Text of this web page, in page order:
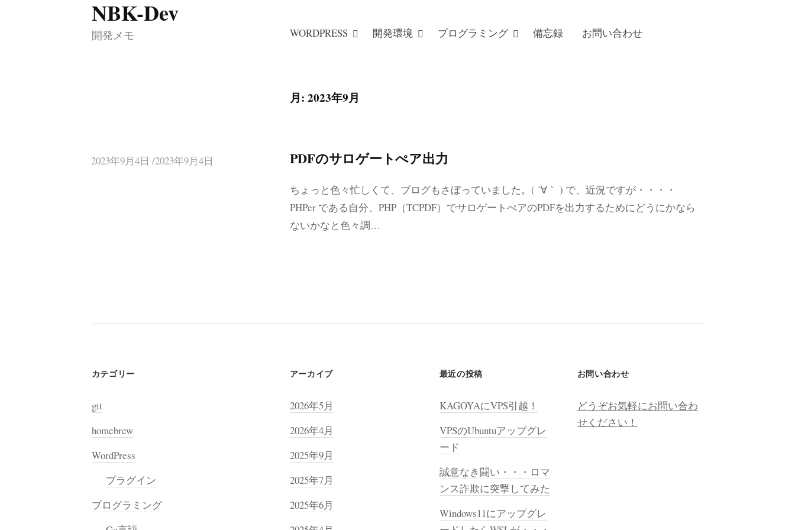
コ
ン
ッ
NBK-Dev
開発メモ WORDPRESS 開発環境 プログラミング 備忘録 お問い合わせ
月: 2023年9月
2023年9月4日 /2023年9月4日 PDFのサロゲートぺア出力
ちょっと色々忙しくて、ブログもさぼっていました。( ´∀｀ ) で、近況ですが・・・・
PHPer である自分、PHP（TCPDF）でサロゲートぺアのPDFを出力するためにどうにかなら
ないかなと色々調…
カテゴリー
git
homebrew
WordPress
プラグイン
プログラミング
アーカイブ
2026年5月
2026年4月
2025年9月
2025年7月
2025年6月
最近の投稿
KAGOYAにVPS引越！
VPSのUbuntuアップグレ
ード
誠意なき闘い・・・ロマ
ンス詐欺に突撃してみた
Windows11にアップグレ
お問い合わせ
どうぞお気軽にお問い合わ
せください！